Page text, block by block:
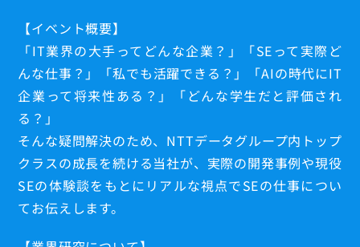
業務SE
運用SE
技術SE
プロジェクトマネージャ
【イベント概要】
「IT業界の大手ってどんな企業？」「SEって実際ど
んな仕事？」「私でも活躍できる？」「AIの時代にIT
企業って将来性ある？」「どんな学生だと評価され
る？」
そんな疑問解決のため、NTTデータグループ内トップ
クラスの成長を続ける当社が、実際の開発事例や現役
SEの体験談をもとにリアルな視点でSEの仕事につい
てお伝えします。